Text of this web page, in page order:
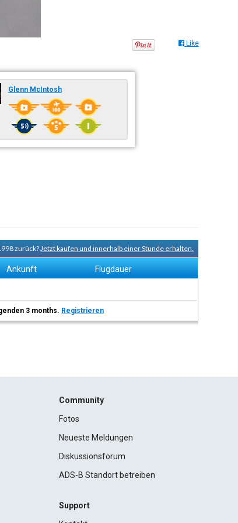
Like
Glenn McIntosh
zurück?Jetzt kaufen und innerhalb einer Stunde erhalten.
Ankunft Flugdauer
3 months. Registrieren
Community
Fotos
Neueste Meldungen
Diskussionsforum
ADS-B Standort betreiben
Support